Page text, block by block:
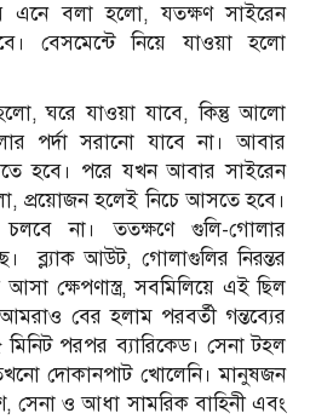
এনে বলা হলো, যতক্ষণ সাইরেন
বেসমেন্টে নিয়ে যাওয়া হলো
ঘরে যাওয়া যাবে, কিন্তু আলো
পর্দা সরানো যাবে না। আবার
হবে। পরে যখন আবার সাইরেন
প্রয়োজন হলেই নিচে আসতে হবে।
না। ততক্ষণে গুলি-গোলার
ব্ল্যাক আউট, গোলাগুলির নিরন্তর
ক্ষেপণাস্ত্র, সবমিলিয়ে এই ছিল
বের হলাম পরবর্তী গন্তব্যের
মিনিট পরপর ব্যারিকেড। সেনা টহল
দোকানপাট খোলেনি। মানুষজন
সেনা ও আধা সামরিক বাহিনী এবং